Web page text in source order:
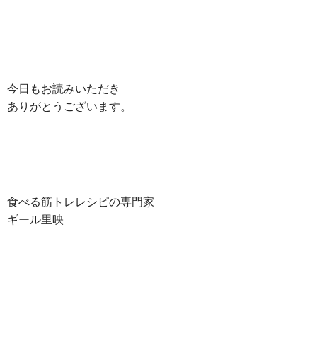
今日もお読みいただき
ありがとうございます。
食べる筋トレレシピの専門家
ギール里映